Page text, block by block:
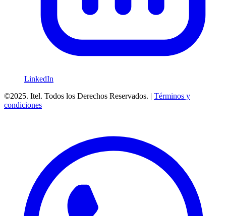
LinkedIn
©2025. Itel. Todos los Derechos Reservados. | Términos y
condiciones